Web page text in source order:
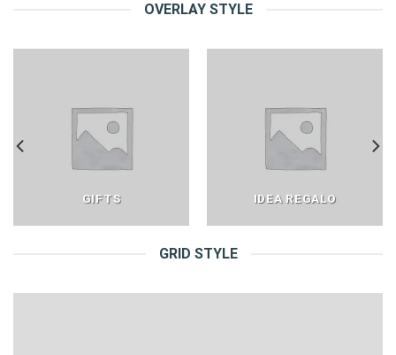
OVERLAY STYLE
GIFTS IDEA REGALO
GRID STYLE